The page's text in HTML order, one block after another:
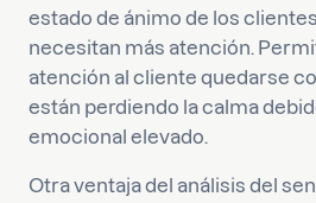
estado de ánimo de los
necesitan más atención.
atención al cliente quedarse
están perdiendo la calma
emocional elevado.
Otra ventaja del análisis del